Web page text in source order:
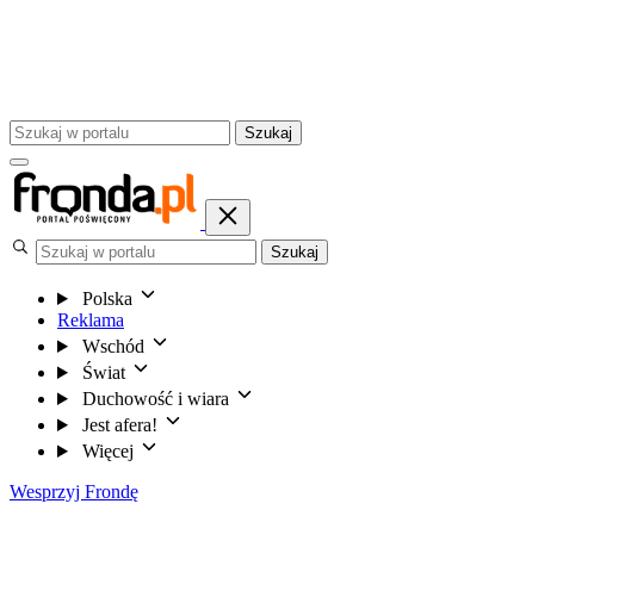
Szukaj
Szukaj
Polska
Reklama
Wschód
Świat
Duchowość i wiara
Jest afera!
Więcej
Wesprzyj Frondę